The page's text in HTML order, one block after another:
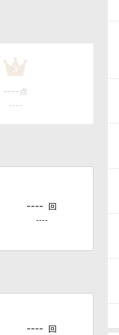
3
---- 点
----
---- 回
----
---- 回